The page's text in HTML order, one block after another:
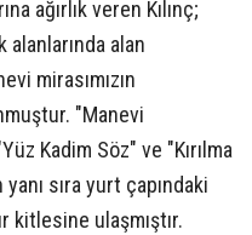
ağırlık veren Kılınç;
alanlarında alan
mirasımızın
"Manevi
Kadim Söz" ve "Kırılma
sıra yurt çapındaki
kitlesine ulaşmıştır.